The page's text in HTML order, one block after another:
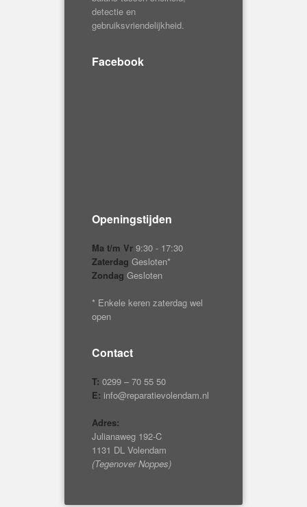
Facebook
Openingstijden
Ma t/m Vr 9:30 - 17:30
Zaterdag Gesloten*
Zondag Gesloten
* Enkele keren zaterdag wel
open
Contact
T: 0299 – 70 55 50
E: info@reparatievolendam.nl
Adres:
Julianaweg 192-C
1131 DL Volendam
(Tegenover Noppes)